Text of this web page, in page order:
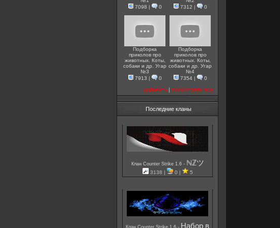
7098 | 0
7312 | 0
Подборка
приколов про
животных. Коты,
собаки и др. Угар
№3
7913 | 0
Подборка
приколов про
животных. Коты,
собаки и др. Угар
№4
7354| 0
добавить | посмотреть все
Последние кланы
Клан Counter Strike 1.6 - ℕℤツ
3138 | 0 | 5
Клан Counter Strike 1.6 - Набор в